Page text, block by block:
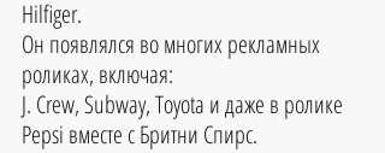
Hilfiger.
Он появлялся во многих рекламных
роликах, включая:
J. Crew, Subway, Toyota и даже в ролике
Pepsi вместе с Бритни Спирс.